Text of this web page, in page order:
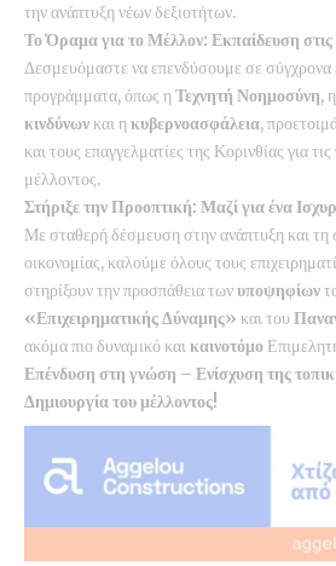
την ανάπτυξη νέων δεξιοτήτων.
Το Όραμα για το Μέλλον: Εκπαίδευση στις
Δεσμευόμαστε να επενδύσουμε σε σύγχρονα
προγράμματα, όπως η Τεχνητή Νοημοσύνη, η
κινδύνων και η κυβερνοασφάλεια,
και τους επαγγελματίες της Κορινθίας για
μέλλοντος.
Στήριξε την Προοπτική: Μαζί για ένα
Με σταθερή δέσμευση στην ανάπτυξη και τη
οικονομίας, καλούμε όλους τους
στηρίξουν την προσπάθεια τωνυποψηφίων
«Επιχειρηματικής Δύναμης» και του
ακόμα πιο δυναμικό καικαινοτόμο
Επένδυση στη γνώση – Ενίσχυση της
Δημιουργία του μέλλοντος!